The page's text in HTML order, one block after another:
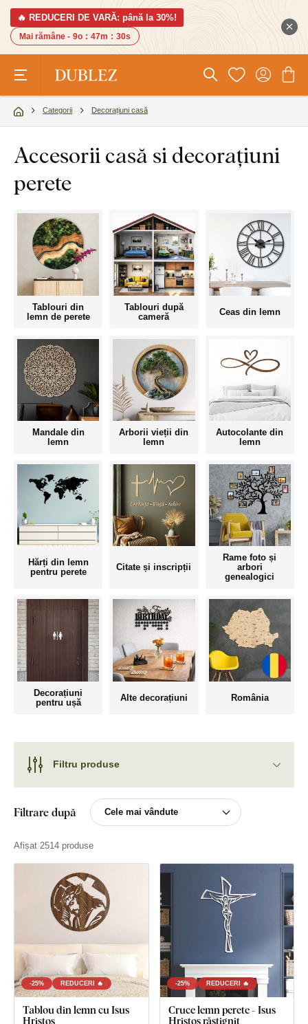
🔥 REDUCERI DE VARĂ: până la 30%!
Mai rămâne - 9o : 47m : 29s
Categorii Decorațiuni casă
Accesorii casă si decorațiuni
perete
Tablouri din
lemn de perete
Tablouri după
cameră
Ceas din lemn
Mandale din
lemn
Arborii vieții din
lemn
Autocolante din
lemn
Hărți din lemn
pentru perete
Citate și inscripții
Rame foto și
arbori
genealogici
Decorațiuni
pentru ușă
Alte decorațiuni România
Filtru produse
Filtrare după
Afișat 2514 produse
-25% REDUCERI 🔥
Tablou din lemn cu Isus
Hristos
-25% REDUCERI 🔥
Cruce lemn perete - Isus
Hristos răstignit